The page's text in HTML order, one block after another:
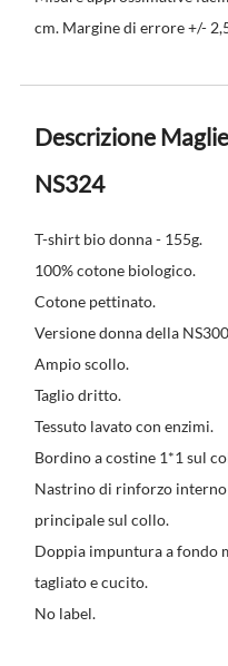
cm. Margine di errore +/-
Descrizione
NS324
T-shirt bio donna - 155g.
100% cotone biologico.
Cotone pettinato.
Versione donna della
Ampio scollo.
Taglio dritto.
Tessuto lavato con enzimi.
Bordino a costine 1*1 sul
Nastrino di rinforzo
principale sul collo.
Doppia impuntura a fondo
tagliato e cucito.
No label.